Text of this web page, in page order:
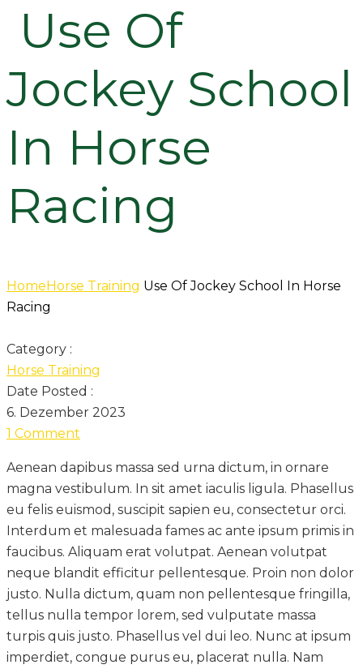
Use Of
Jockey School
In Horse
Racing
Home Horse Training Use Of Jockey School In Horse
Racing
Category :
Horse Training
Date Posted :
6. Dezember 2023
1 Comment
Aenean dapibus massa sed urna dictum, in ornare
magna vestibulum. In sit amet iaculis ligula. Phasellus
eu felis euismod, suscipit sapien eu, consectetur orci.
Interdum et malesuada fames ac ante ipsum primis in
faucibus. Aliquam erat volutpat. Aenean volutpat
neque blandit efficitur pellentesque. Proin non dolor
justo. Nulla dictum, quam non pellentesque fringilla,
tellus nulla tempor lorem, sed vulputate massa
turpis quis justo. Phasellus vel dui leo. Nunc at ipsum
imperdiet, congue purus eu, placerat nulla. Nam